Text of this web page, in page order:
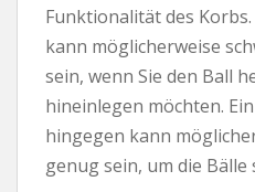
Funktionalität des
kann möglicherweise
sein, wenn Sie den Ball
hineinlegen möchten.
hingegen kann
genug sein, um die Bälle